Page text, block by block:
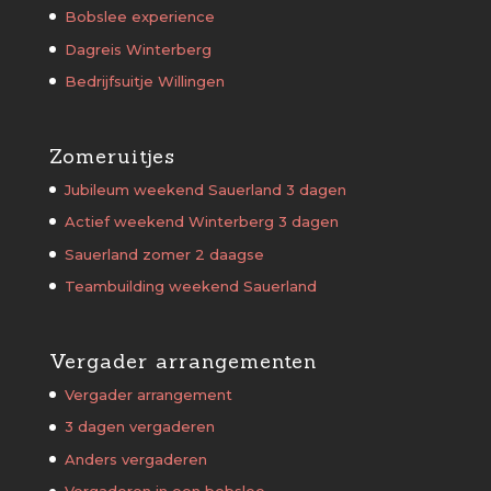
Bobslee experience
Dagreis Winterberg
Bedrijfsuitje Willingen
Zomeruitjes
Jubileum weekend Sauerland 3 dagen
Actief weekend Winterberg 3 dagen
Sauerland zomer 2 daagse
Teambuilding weekend Sauerland
Vergader arrangementen
Vergader arrangement
3 dagen vergaderen
Anders vergaderen